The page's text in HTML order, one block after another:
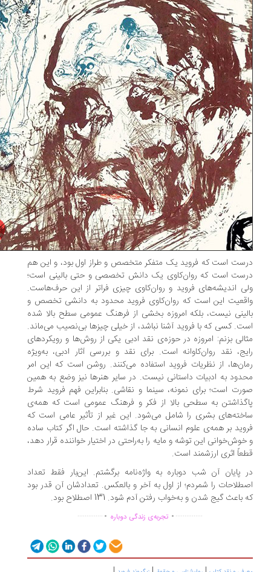
است که فروید یک متفکر متخصص و طراز اول بود، و این هم
است که روان‌کاوی یک دانش تخصصی و حتی بالینی است؛
اندیشه‌های فروید و روان‌کاوی چیزی فراتر از این حرف‌هاست.
این است که روان‌کاوی فروید محدود به دانشی تخصص و
نیست، بلکه امروزه بخشی از فرهنگ عمومی سطح بالا شده
کسی که با فروید آشنا نباشد، از خیلی چیزها بی‌نصیب می‌ماند.
بزنم: امروزه در حوزه‌ی نقد ادبی یکی از روش‌ها و رویکردهای
نقد روان‌کاوانه است. برای نقد و بررسی آثار ادبی، به‌ویژه
از نظریات فروید استفاده می‌کنند. روشن است که این امر
به ادبیات داستانی نیست. در سایر هنرها نیز وضع به همین
است؛ برای نمونه، سینما و نقاشی. بنابراین فهم فروید شرط
به سطحی بالا از فکر و فرهنگ عمومی است که همه‌ی
بشری را شامل می‌شود. این غیر از تأثیر عامی است که
بر همه‌ی علوم انسانی به جا گذاشته است. حال اگر کتاب ساده
این توشه و مایه را به‌راحتی در اختیار خواننده قرار دهد،
اثری ارزشمند است.
پایان آن شب دوباره به واژه‌نامه برگشتم. این‌بار فقط تعداد
را شمردم؛ از اول به آخر و بالعکس. تعدادشان آن قدر بود
گیج شدن و به‌خواب رفتن آدم شود. 131 اصطلاح بود.
...............
. تجربه‌ی زندگی دوباره.
..............